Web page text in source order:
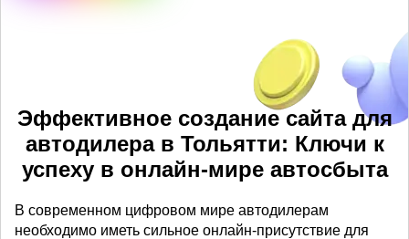
Эффективное создание сайта для
автодилера в Тольятти: Ключи к
успеху в онлайн-мире автосбыта
В современном цифровом мире автодилерам
необходимо иметь сильное онлайн-присутствие для